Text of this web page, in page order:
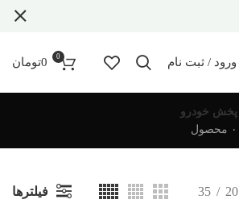
ورود / ثبت نام 0
0تومان
پخش خودرو
۰ محصول
20
35 فیلترها